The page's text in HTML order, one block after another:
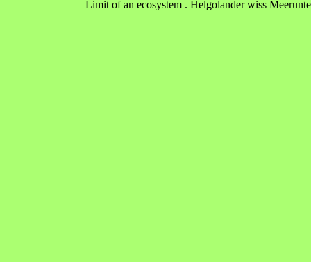
Limit of an ecosystem . Helgolander wiss